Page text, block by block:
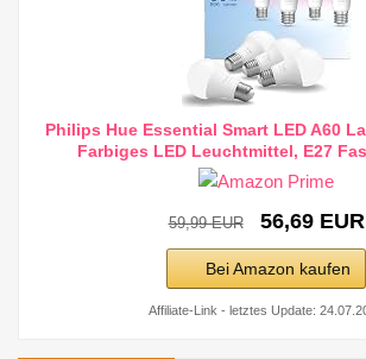
Philips Hue Essential Smart LED A60
Farbiges LED Leuchtmittel, E27
59,99 EUR 56,69 EUR
Bei Amazon kaufen
Affiliate-Link - letztes Update: